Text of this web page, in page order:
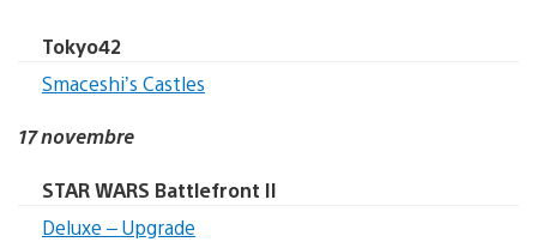
Tokyo42
Smaceshi’s Castles
17 novembre
STAR WARS Battlefront II
Deluxe – Upgrade